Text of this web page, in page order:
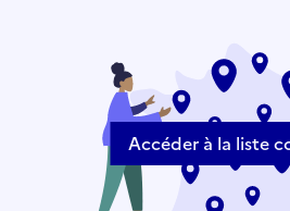
Accéder à la liste